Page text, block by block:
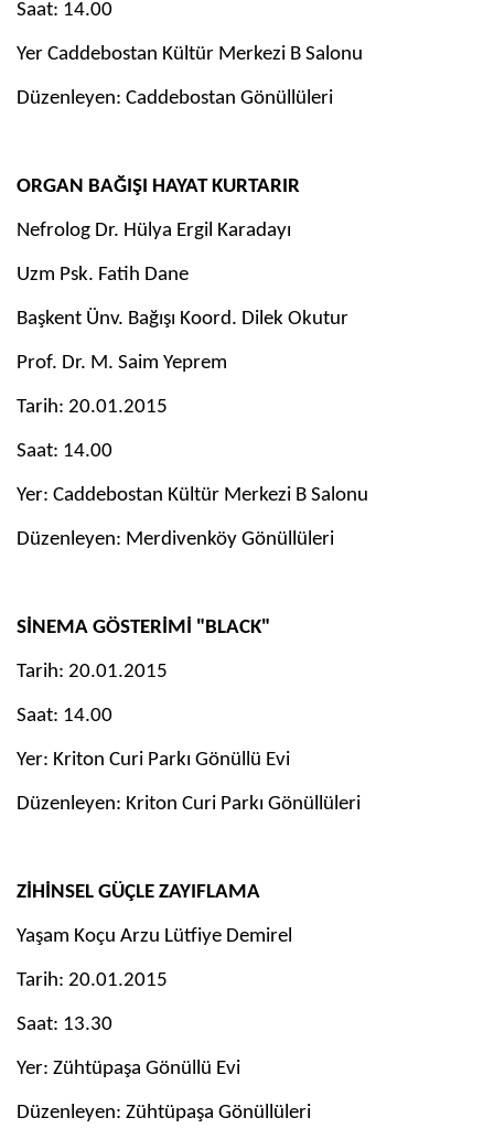
Saat: 14.00
Yer Caddebostan Kültür Merkezi B Salonu
Düzenleyen: Caddebostan Gönüllüleri
ORGAN BAĞIŞI HAYAT KURTARIR
Nefrolog Dr. Hülya Ergil Karadayı
Uzm Psk. Fatih Dane
Başkent Ünv. Bağışı Koord. Dilek Okutur
Prof. Dr. M. Saim Yeprem
Tarih: 20.01.2015
Saat: 14.00
Yer: Caddebostan Kültür Merkezi B Salonu
Düzenleyen: Merdivenköy Gönüllüleri
SİNEMA GÖSTERİMİ "BLACK"
Tarih: 20.01.2015
Saat: 14.00
Yer: Kriton Curi Parkı Gönüllü Evi
Düzenleyen: Kriton Curi Parkı Gönüllüleri
ZİHİNSEL GÜÇLE ZAYIFLAMA
Yaşam Koçu Arzu Lütfiye Demirel
Tarih: 20.01.2015
Saat: 13.30
Yer: Zühtüpaşa Gönüllü Evi
Düzenleyen: Zühtüpaşa Gönüllüleri